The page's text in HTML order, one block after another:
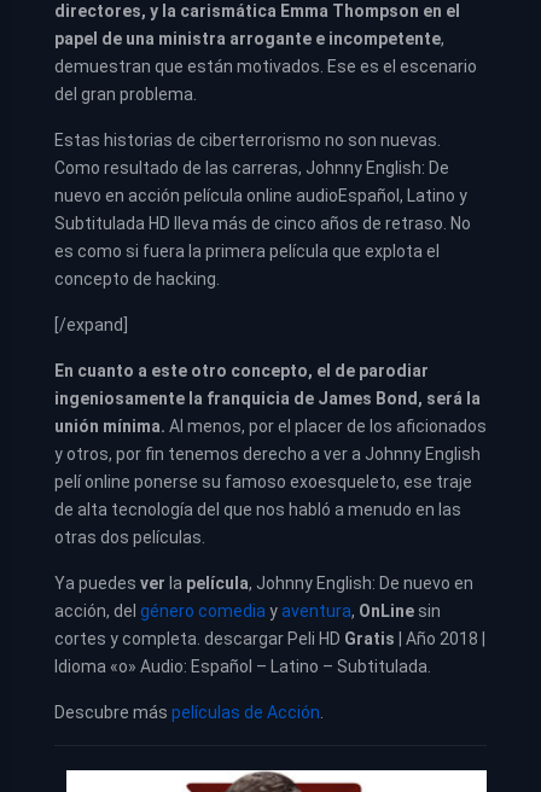
directores, y la carismática Emma Thompson en el
papel de una ministra arrogante e incompetente,
demuestran que están motivados. Ese es el escenario
del gran problema.
Estas historias de ciberterrorismo no son nuevas.
Como resultado de las carreras, Johnny English: De
nuevo en acción película online audioEspañol, Latino y
Subtitulada HD lleva más de cinco años de retraso. No
es como si fuera la primera película que explota el
concepto de hacking.
[/expand]
En cuanto a este otro concepto, el de parodiar
ingeniosamente la franquicia de James Bond, será la
unión mínima. Al menos, por el placer de los aficionados
y otros, por fin tenemos derecho a ver a Johnny English
pelí online ponerse su famoso exoesqueleto, ese traje
de alta tecnología del que nos habló a menudo en las
otras dos películas.
Ya puedes ver la película, Johnny English: De nuevo en
acción, del género comedia yaventura, OnLine sin
cortes y completa. descargar Peli HD Gratis | Año 2018 |
Idioma «o» Audio: Español – Latino – Subtitulada.
Descubre más películas de Acción